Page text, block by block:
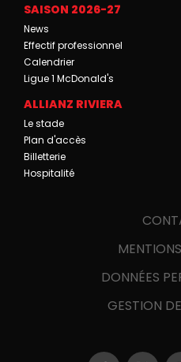
SAISON 2026-27
News
Effectif professionnel
Calendrier
Ligue 1 McDonald's
ALLIANZ RIVIERA
Le stade
Plan d'accès
Billetterie
Hospitalité
DONNÉES
GESTION